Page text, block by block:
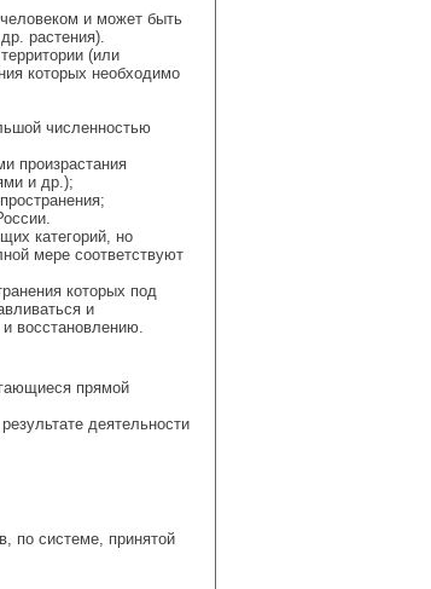
и может быть
растения).
(или
которых необходимо
численностью
произрастания
и др.);
категорий, но
мере соответствуют
которых под
и
восстановлению.
прямой
деятельности
по системе, принятой